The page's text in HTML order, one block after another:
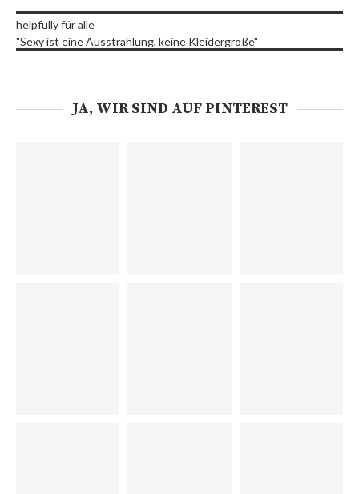
helpfully für alle
"Sexy ist eine Ausstrahlung, keine Kleidergröße"
JA, WIR SIND AUF PINTEREST